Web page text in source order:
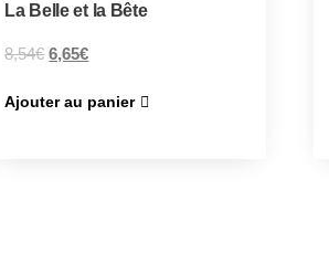
La Belle et la Bête
8,54€ 6,65€
Ajouter au panier